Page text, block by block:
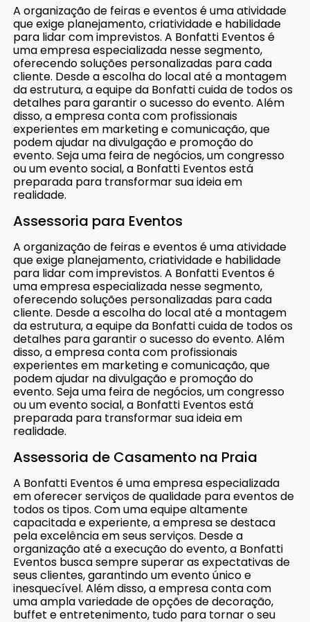
A organização de feiras e eventos é uma atividade
que exige planejamento, criatividade e habilidade
para lidar com imprevistos. A Bonfatti Eventos é
uma empresa especializada nesse segmento,
oferecendo soluções personalizadas para cada
cliente. Desde a escolha do local até a montagem
da estrutura, a equipe da Bonfatti cuida de todos os
detalhes para garantir o sucesso do evento. Além
disso, a empresa conta com profissionais
experientes em marketing e comunicação, que
podem ajudar na divulgação e promoção do
evento. Seja uma feira de negócios, um congresso
ou um evento social, a Bonfatti Eventos está
preparada para transformar sua ideia em
realidade.
Assessoria para Eventos
A organização de feiras e eventos é uma atividade
que exige planejamento, criatividade e habilidade
para lidar com imprevistos. A Bonfatti Eventos é
uma empresa especializada nesse segmento,
oferecendo soluções personalizadas para cada
cliente. Desde a escolha do local até a montagem
da estrutura, a equipe da Bonfatti cuida de todos os
detalhes para garantir o sucesso do evento. Além
disso, a empresa conta com profissionais
experientes em marketing e comunicação, que
podem ajudar na divulgação e promoção do
evento. Seja uma feira de negócios, um congresso
ou um evento social, a Bonfatti Eventos está
preparada para transformar sua ideia em
realidade.
Assessoria de Casamento na Praia
A Bonfatti Eventos é uma empresa especializada
em oferecer serviços de qualidade para eventos de
todos os tipos. Com uma equipe altamente
capacitada e experiente, a empresa se destaca
pela excelência em seus serviços. Desde a
organização até a execução do evento, a Bonfatti
Eventos busca sempre superar as expectativas de
seus clientes, garantindo um evento único e
inesquecível. Além disso, a empresa conta com
uma ampla variedade de opções de decoração,
buffet e entretenimento, tudo para tornar o seu